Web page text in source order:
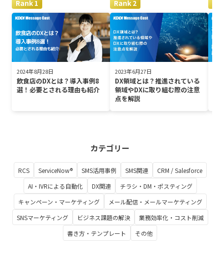
2024年8月28日
飲食店のDXとは？導入事例8
選！必要とされる理由も紹介
2023年6月27日
DX領域とは？推進されている
領域やDXに取り組む際の注意
点を解説
カテゴリー
RCS ServiceNow® SMS活用事例 SMS関連
CRM / Salesforce
AI・IVRによる自動化
DX関連
チラシ・DM・ポスティング
キャンペーン・マーケティング
メール配信・メールマーケティング
SNSマーケティング
ビジネス課題の解決
業務効率化・コスト削減
書き方・テンプレート
その他